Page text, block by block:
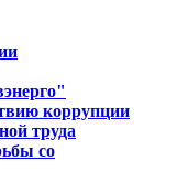
коррупции
труда
со